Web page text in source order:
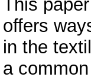
This
offers
in the
a